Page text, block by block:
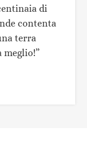
di
contenta
terra